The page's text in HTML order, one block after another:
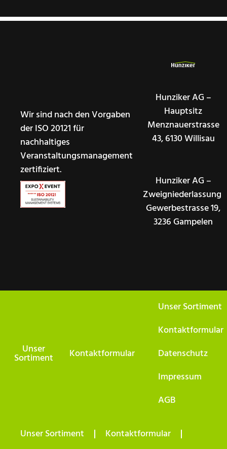
Wir sind nach den Vorgaben
der ISO 20121 für
nachhaltiges
Veranstaltungsmanagement
zertifiziert.
Hunziker AG –
Hauptsitz
Menznauerstrasse
43, 6130 Willisau
Hunziker AG –
Zweigniederlassung
Gewerbestrasse 19,
3236 Gampelen
Unser
Sortiment Kontaktformular
Unser Sortiment
Kontaktformular
Datenschutz
Impressum
AGB
Unser Sortiment
Kontaktformular